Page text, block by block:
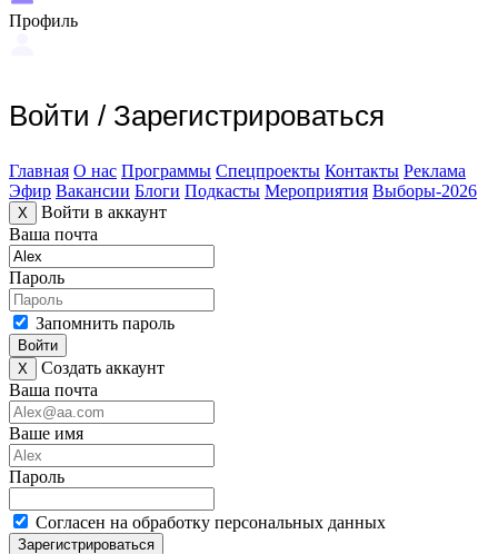
Профиль
Войти / Зарегистрироваться
Главная О нас Программы Спецпроекты Контакты Реклама
Эфир Вакансии Блоги Подкасты Мероприятия Выборы-2026
X
Войти в аккаунт
Ваша почта
Пароль
Запомнить пароль
Войти
X
Создать аккаунт
Ваша почта
Ваше имя
Пароль
Согласен на обработку персональных данных
Зарегистрироваться